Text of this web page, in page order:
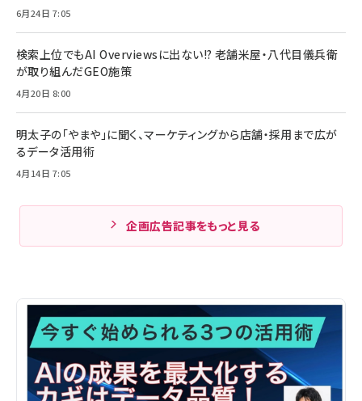
6月24日 7:05
検索上位でもAI Overviewsに出ない!? 老舗米屋・八代目儀兵衛
が取り組んだGEO施策
4月20日 8:00
明太子の「やまや」に聞く、マーケティングから店舗・採用まで広が
るデータ活用術
4月14日 7:05
企画広告記事をもっと見る